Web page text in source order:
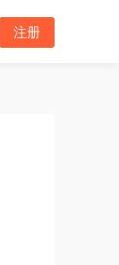
注册